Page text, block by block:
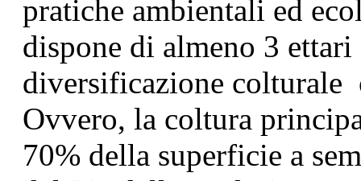
pratiche ambientali ed
dispone di almeno 3
diversificazione colturale
Ovvero, la coltura
70% della superficie a